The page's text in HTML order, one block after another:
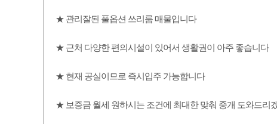
★ 관리잘된 풀옵션 쓰리룸 매물입니다
★ 근처 다양한 편의시설이 있어서 생활권이 아주 좋습니다
★ 현재 공실이므로 즉시입주 가능합니다
★ 보증금 월세 원하시는 조건에 최대한 맞춰 중개 도와드리